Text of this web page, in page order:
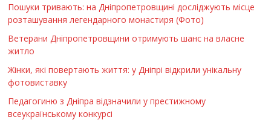
Пошуки тривають: на Дніпропетровщині досліджують місце
розташування легендарного монастиря (Фото)
Ветерани Дніпропетровщини отримують шанс на власне
житло
Жінки, які повертають життя: у Дніпрі відкрили унікальну
фотовиставку
Педагогиню з Дніпра відзначили у престижному
всеукраїнському конкурсі